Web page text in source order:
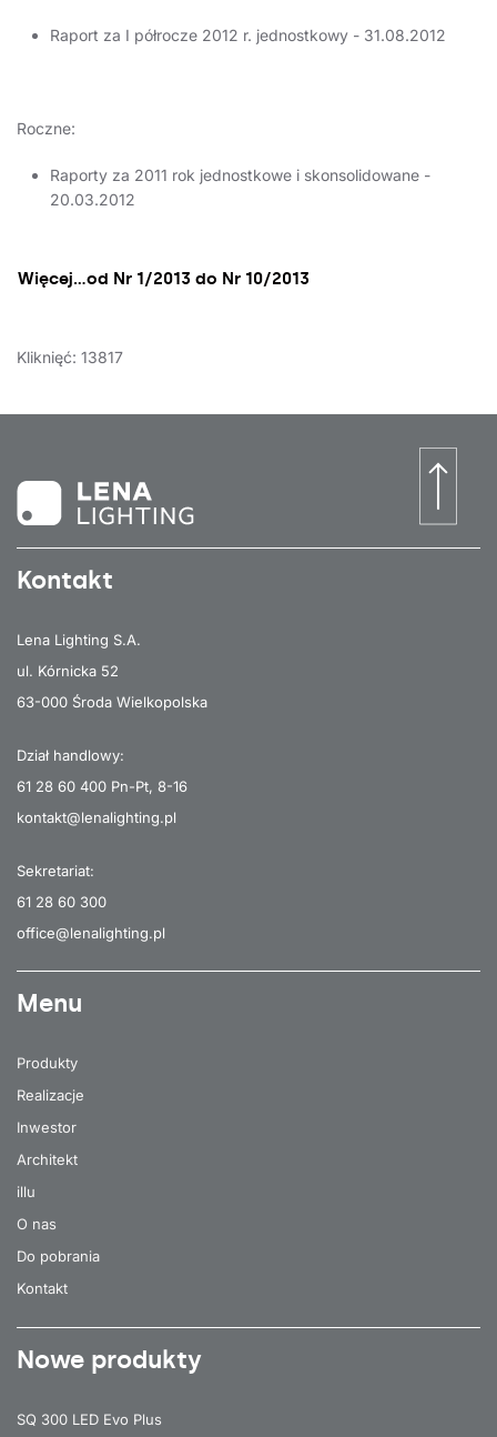
Raport za I półrocze 2012 r. jednostkowy - 31.08.2012
Roczne:
Raporty za 2011 rok jednostkowe i skonsolidowane -
20.03.2012
Więcej…od Nr 1/2013 do Nr 10/2013
Kliknięć: 13817
Kontakt
Lena Lighting S.A.
ul. Kórnicka 52
63-000 Środa Wielkopolska
Dział handlowy:
61 28 60 400 Pn-Pt, 8-16
kontakt@lenalighting.pl
Sekretariat:
61 28 60 300
office@lenalighting.pl
Menu
Produkty
Realizacje
Inwestor
Architekt
illu
O nas
Do pobrania
Kontakt
Nowe produkty
SQ 300 LED Evo Plus